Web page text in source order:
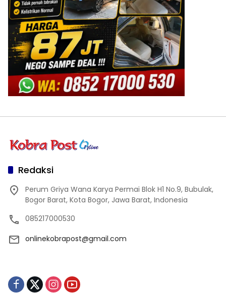
Redaksi
Perum Griya Wana Karya Permai Blok H1 No.9, Bubulak,
Bogor Barat, Kota Bogor, Jawa Barat, Indonesia
085217000530
onlinekobrapost@gmail.com